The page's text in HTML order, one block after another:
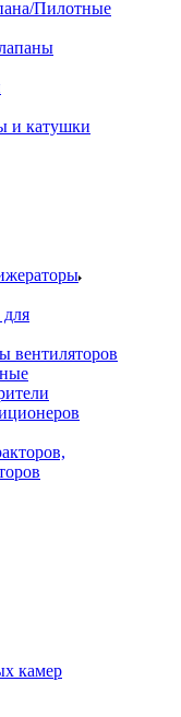
Пилотные
и катушки
вентиляторов
камер